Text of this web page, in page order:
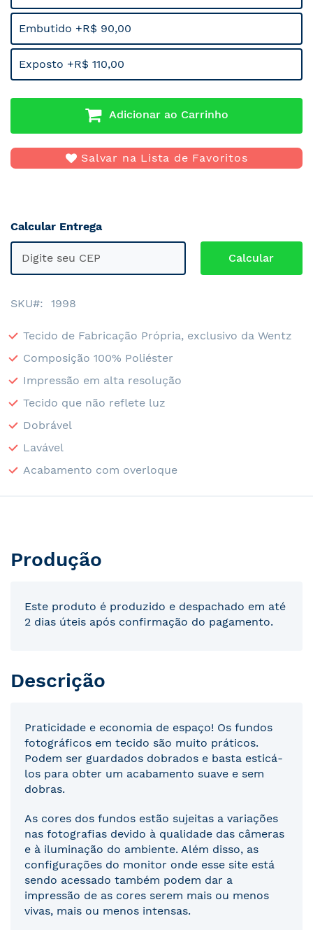
Embutido +R$ 90,00
Exposto +R$ 110,00
Adicionar ao Carrinho
Salvar na Lista de Favoritos
Calcular Entrega
SKU 1998
Tecido de Fabricação Própria, exclusivo da Wentz
Composição 100% Poliéster
Impressão em alta resolução
Tecido que não reflete luz
Dobrável
Lavável
Acabamento com overloque
Produção
Este produto é produzido e despachado em até
2 dias úteis após confirmação do pagamento.
Descrição
Praticidade e economia de espaço! Os fundos
fotográficos em tecido são muito práticos.
Podem ser guardados dobrados e basta esticá-
los para obter um acabamento suave e sem
dobras.
As cores dos fundos estão sujeitas a variações
nas fotografias devido à qualidade das câmeras
e à iluminação do ambiente. Além disso, as
configurações do monitor onde esse site está
sendo acessado também podem dar a
impressão de as cores serem mais ou menos
vivas, mais ou menos intensas.